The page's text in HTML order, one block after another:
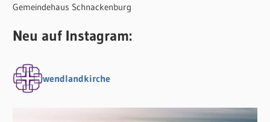
Gemeindehaus Schnackenburg
Neu auf Instagram:
wendlandkirche